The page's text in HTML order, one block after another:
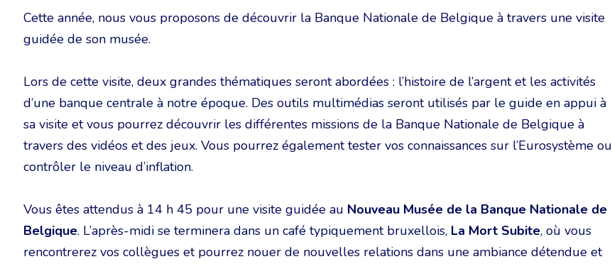
Cette année, nous vous proposons de découvrir la Banque Nationale de Belgique à travers une visite
guidée de son musée.
Lors de cette visite, deux grandes thématiques seront abordées : l’histoire de l’argent et les activités
d’une banque centrale à notre époque. Des outils multimédias seront utilisés par le guide en appui à
sa visite et vous pourrez découvrir les différentes missions de la Banque Nationale de Belgique à
travers des vidéos et des jeux. Vous pourrez également tester vos connaissances sur l’Eurosystème ou
contrôler le niveau d’inflation.
Vous êtes attendus à 14 h 45 pour une visite guidée au Nouveau Musée de la Banque Nationale de
Belgique. L’après-midi se terminera dans un café typiquement bruxellois, La Mort Subite, où vous
rencontrerez vos collègues et pourrez nouer de nouvelles relations dans une ambiance détendue et